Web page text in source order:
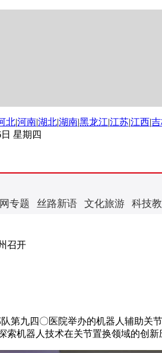
北|河南|湖北|湖南|黑龙江|江苏|江西|
星期四
专题 丝路新语 文化旅游 科技
召开
九四〇医院举办的机器人辅助关
机器人技术在关节置换领域的创